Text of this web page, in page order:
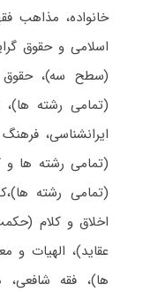
خانواده، مذاهب
اسلامی و حقوق
(سطح سه)، حقوق
(تمامی رشته ها)،
ایرانشناسی،
(تمامی رشته ها و
(تمامی رشته
اخلاق و کلام
عقاید)، الهیات و
ها)، فقه شافعی،